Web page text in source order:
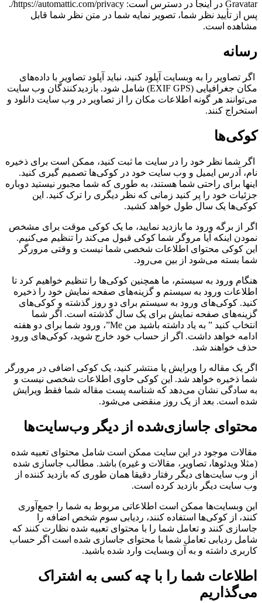
Gravatar در اینجا در دسترس است: https://automattic.com/privacy/.
پس از تأیید نظر شما، تصویر نمایه شما در متن نظر شما قابل
مشاهده است.
رسانه
اگر تصاویر را به وبسایت آپلود کنید، نباید آپلود تصاویر با داده‌های
مکان جغرافیایی (EXIF GPS) شامل شود. بازدیدکنندگان وب سایت
می‌توانند هر گونه اطلاعات مکان را از تصاویر در وب سایت دانلود و
استخراج کنند.
کوکی‌ها
اگر شما نظر خود را در سایت ما ثبت کنید، ممکن است برای ذخیره
نام، آدرس ایمیل و وب سایت خود در کوکی‌ها تصمیم گیری کنید.
اینها برای راحتی شما هستند، به طوری که شما مجبور نیستید دوباره
جزئیات خود را پر کنید زمانی که نظر دیگری را ترک کنید. این
کوکی‌ها یک سال طول خواهد کشید.
اگر از برگه ورود ما بازدید نمایید، ما یک کوکی موقت برای مشخص
نمودن اینکه آیا مروگر شما کوکی قبول می‌کند را تنظیم می‌کنیم.
این کوکی محتوای اطلاعات شخصی شما نیست و وقتی مرورگر
شما بسته می‌شود از بین می‌رود.
هنگام ورود به سیستم، ما همچنین کوکی‌ها را تنظیم خواهیم کرد تا
اطلاعات ورود به سیستم و گزینه‌های صفحه نمایش خود را ذخیره
کنید. کوکی‌های ورود به سیستم برای دو روز گذشته و کوکی‌های
گزینه‌های صفحه نمایش برای یک سال گذشته است. اگر شما
انتخاب کنید ” به یاد داشته باشید من Me”، ورود شما برای دو هفته
ادامه خواهد داشت. اگر از حساب خود خارج شوید، کوکی‌های ورود
حذف خواهند شد.
اگر یک مقاله را ویرایش یا منتشر کنید، یک کوکی اضافی در مرورگر
شما ذخیره خواهد شد. این کوکی حاوی اطلاعات شخصی نیست و
به سادگی نشان می‌دهد که شناسه پست مقاله شما فقط ویرایش
شده است. بعد از یک روز منقضی می‌شود.
محتوای جاسازی‌شده از دیگر وب‌سایت‌ها
مقالات موجود در این سایت ممکن است شامل محتوای تعبیه شده
(مثلا ویدئوها، تصاویر، مقالات و غیره) باشد. مطالب جاسازی شده
از وب سایت‌های دیگر رفتار دقیقا همان طوری که بازدید کننده از
وب سایت دیگر بازدید کرده است.
این وبسایت‌ها ممکن است اطلاعاتی مربوط به شما را جمع‌آوری
کنند، از کوکی‌ها استفاده کنند، ردیابی سوم شخص اضافه را
جاسازی کنند و تعامل شما را با محتوای تعبیه شده نظارت کنند که
شامل ردیابی تعامل شما با محتوای جاسازی شده است اگر حساب
کاربری داشته و به آن وبسایت وارد شده باشید.
اطلاعات شما را با چه کسی به اشتراک
می‌گذاریم